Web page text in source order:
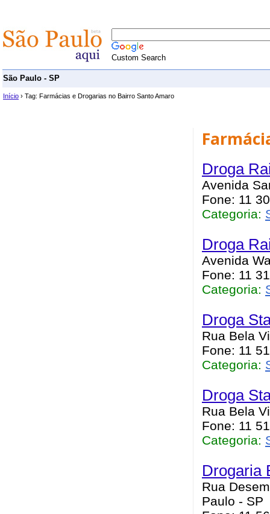
Custom Search
São Paulo - SP
Início › Tag: Farmácias e Drogarias no Bairro Santo Amaro
Droga
Avenida
Fone: 11
Categoria:
Droga
Avenida
Fone: 11
Categoria:
Droga
Rua Bela
Fone: 11
Categoria:
Droga
Rua Bela
Fone: 11
Categoria:
Drogaria
Rua
Paulo - SP